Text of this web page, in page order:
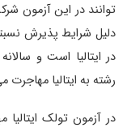
توانند در این آزمون
دلیل شرایط پذیرش
در ایتالیا است و
رشته به ایتالیا مهاجرت
در آزمون تولک